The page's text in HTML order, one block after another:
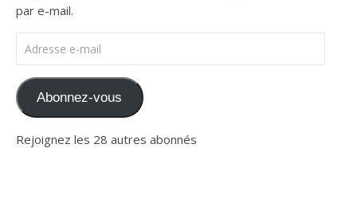
par e-mail.
Adresse e-mail
Abonnez-vous
Rejoignez les 28 autres abonnés